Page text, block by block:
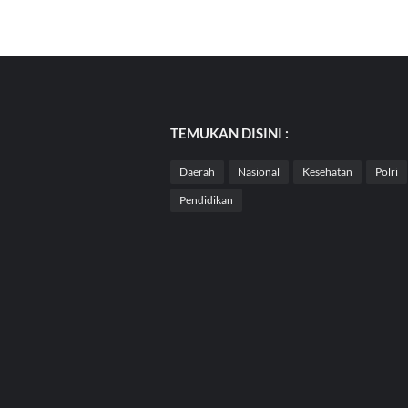
TEMUKAN DISINI :
Daerah Nasional Kesehatan Polri
Pendidikan